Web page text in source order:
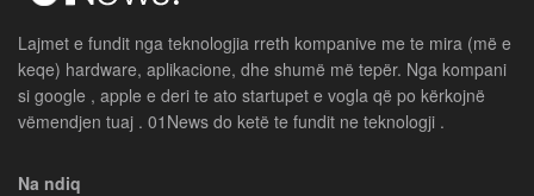
Lajmet e fundit nga teknologjia rreth kompanive me te mira (më e
keqe) hardware, aplikacione, dhe shumë më tepër. Nga kompani
si google , apple e deri te ato startupet e vogla që po kërkojnë
vëmendjen tuaj . 01News do ketë te fundit ne teknologji .
Na ndiq